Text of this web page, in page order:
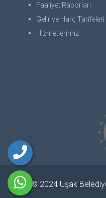
Faaliyet Raporları
Gelir ve Harç Tarifeleri
Hizmetlerimiz
© 2024 Uşak